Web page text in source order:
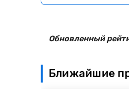
Обновленный
Ближайшие